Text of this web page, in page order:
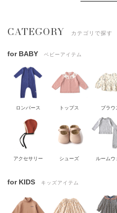
CATEGORY カテゴリで探す
for BABY ベビーアイテム
ロンパース トップス ブラウ
アクセサリー シューズ ルームウ
for KIDS キッズアイテム